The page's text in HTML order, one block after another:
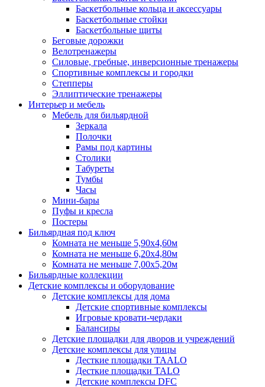
Баскетбольные кольца и аксессуары
Баскетбольные стойки
Баскетбольные щиты
Беговые дорожки
Велотренажеры
Силовые, гребные, инверсионные тренажеры
Спортивные комплексы и городки
Степперы
Эллиптические тренажеры
Интерьер и мебель
Мебель для бильярдной
Зеркала
Полочки
Рамы под картины
Столики
Табуреты
Тумбы
Часы
Мини-бары
Пуфы и кресла
Постеры
Бильярдная под ключ
Комната не меньше 5,90х4,60м
Комната не меньше 6,20х4,80м
Комната не меньше 7,00х5,20м
Бильярдные коллекции
Детские комплексы и оборудование
Детские комплексы для дома
Детские спортивные комплексы
Игровые кровати-чердаки
Балансиры
Детские площадки для дворов и учреждений
Детские комплексы для улицы
Десткие площадки TAALO
Десткие площадки TALO
Детские комплексы DFC